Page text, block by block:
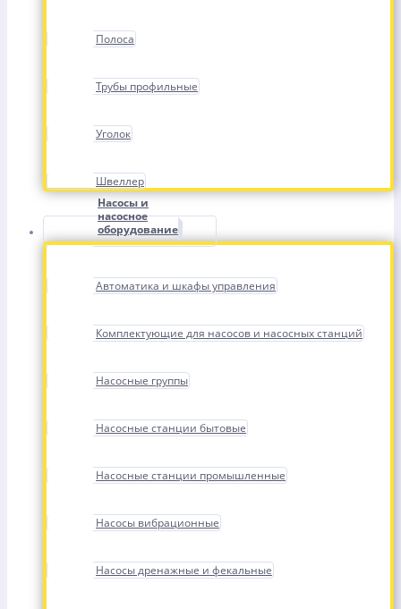
Полоса
Трубы профильные
Уголок
Швеллер
Насосы и
насосное
оборудование
Автоматика и шкафы управления
Комплектующие для насосов и насосных станций
Насосные группы
Насосные станции бытовые
Насосные станции промышленные
Насосы вибрационные
Насосы дренажные и фекальные